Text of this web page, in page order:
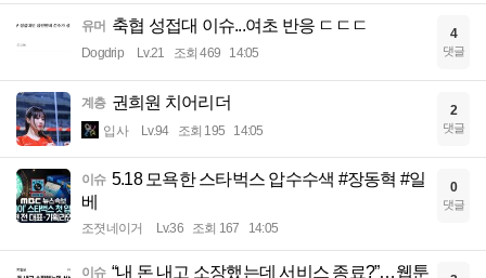
유머 축협 성접대 이슈...여초 반응 ㄷㄷㄷ
Dogdrip Lv.21 조회 469 14:05
4
댓글
계층 권희원 치어리더
입사 Lv.94 조회 195 14:05
2
댓글
이슈 5.18 모욕한 스타벅스 압수수색 #장동혁 #일
베
조졋네이거 Lv.36 조회 167 14:05
0
댓글
이슈 “내 돈 내고 소장했는데 서비스 종료?”…웹툰